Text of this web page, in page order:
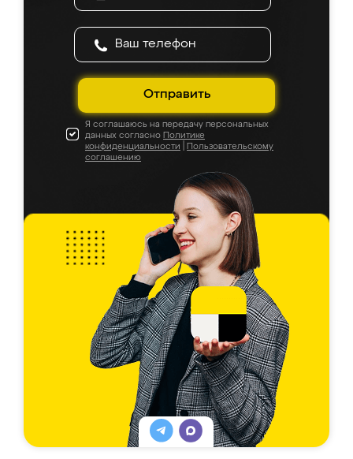
Отправить
Я соглашаюсь на передачу персональных
данных согласно Политике
конфиденциальности
Пользовательскому
соглашению